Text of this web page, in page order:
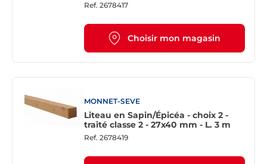
Ref. 2678417
Choisir mon magasin
MONNET-SEVE
Liteau en Sapin/Épicéa - choix 2 -
traité classe 2 - 27x40 mm - L. 3 m
Ref. 2678419